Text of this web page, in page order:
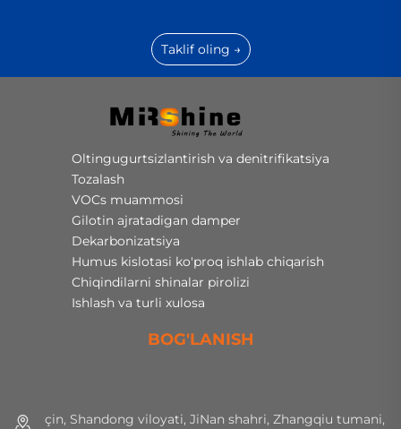
Taklif oling →
Oltingugurtsizlantirish va denitrifikatsiya
Tozalash
VOCs muammosi
Gilotin ajratadigan damper
Dekarbonizatsiya
Humus kislotasi ko'proq ishlab chiqarish
Chiqindilarni shinalar pirolizi
Ishlash va turli xulosa
BOG'LANISH
çin, Shandong viloyati, JiNan shahri, Zhangqiu tumani,